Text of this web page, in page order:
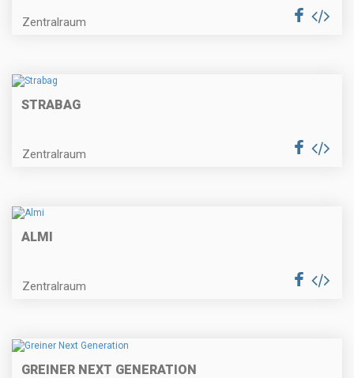
Zentralraum
STRABAG
Zentralraum
ALMI
Zentralraum
GREINER NEXT GENERATION